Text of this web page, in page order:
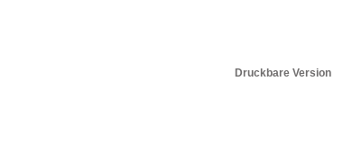
Druckbare Version